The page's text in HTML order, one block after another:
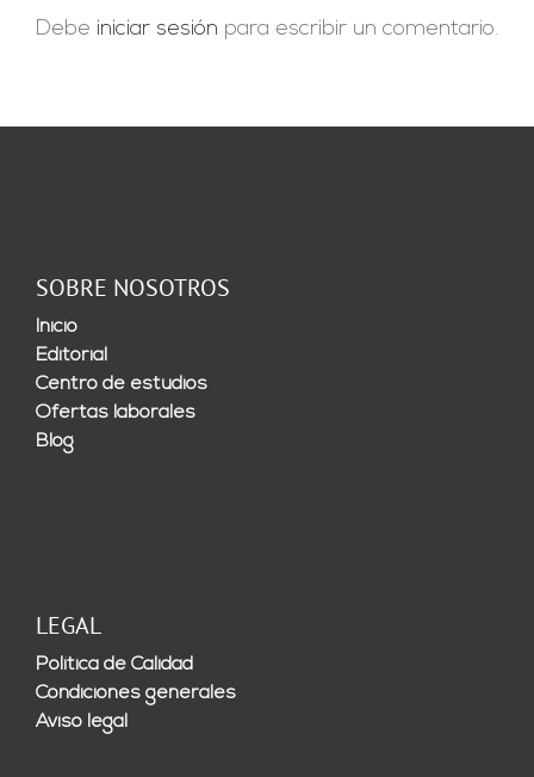
Debe iniciar sesión para escribir un comentario.
SOBRE NOSOTROS
Inicio
Editorial
Centro de estudios
Ofertas laborales
Blog
LEGAL
Política de Calidad
Condiciones generales
Aviso legal